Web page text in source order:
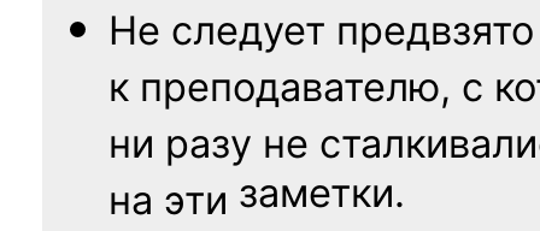
Не следует
к преподавателю, с
ни разу не
на эти заметки.